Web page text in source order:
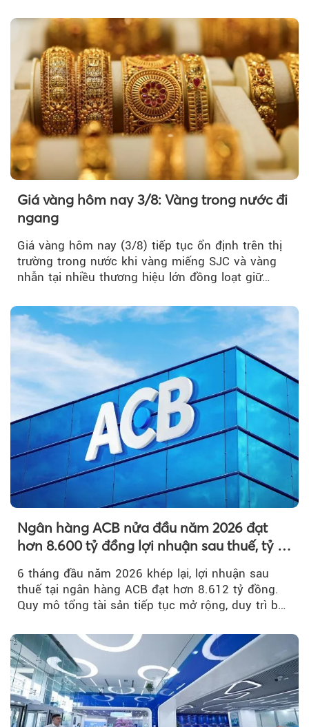
Giá vàng hôm nay 3/8: Vàng trong nước đi
ngang
Giá vàng hôm nay (3/8) tiếp tục ổn định trên thị
trường trong nước khi vàng miếng SJC và vàng
nhẫn tại nhiều thương hiệu lớn đồng loạt giữ
Ngân hàng ACB nửa đầu năm 2026 đạt
hơn 8.600 tỷ đồng lợi nhuận sau thuế, tỷ lệ
6 tháng đầu năm 2026 khép lại, lợi nhuận sau
thuế tại ngân hàng ACB đạt hơn 8.612 tỷ đồng.
Quy mô tổng tài sản tiếp tục mở rộng, duy trì bộ